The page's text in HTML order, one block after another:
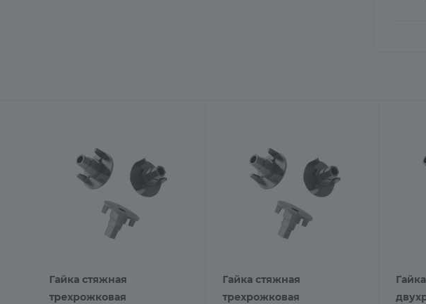
Гайка стяжная
трехрожковая
Гайка стяжная
трехрожковая